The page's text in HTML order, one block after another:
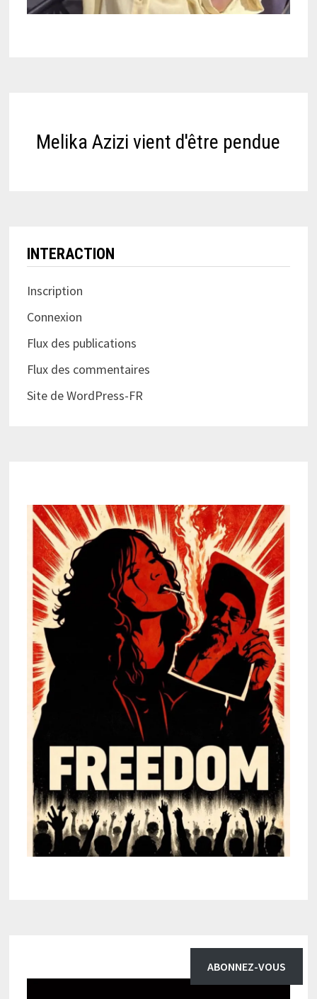
Melika Azizi vient d'être pendue
INTERACTION
Inscription
Connexion
Flux des publications
Flux des commentaires
Site de WordPress-FR
ABONNEZ-VOUS